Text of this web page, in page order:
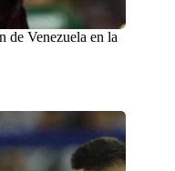
de Venezuela en la